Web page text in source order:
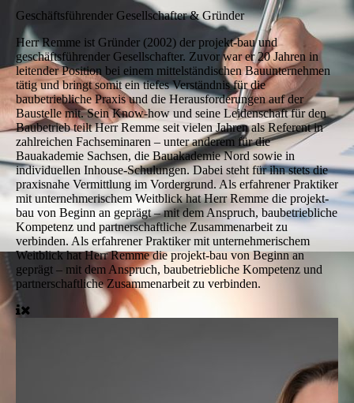
Geschäftsführender Gesellschafter & Gründer
Herr Remme ist Gründer (2002) der projekt-bau und
geschäftsführender Gesellschafter. Zuvor war er 20 Jahren in
leitender Position bei einem mittelständischen Bauunternehmen
tätig und bringt somit ein tiefes Verständnis für die
baubetriebliche Praxis und die Herausforderungen auf der
Baustelle mit. Sein Know-how und seine Leidenschaft für den
Baubetrieb teilt Herr Remme seit vielen Jahren als Referent in
zahlreichen Fachseminaren – unter anderem für die
Bauakademie Sachsen, die Bauakademie Nord sowie in
individuellen Inhouse-Schulungen. Dabei steht für ihn stets die
praxisnahe Vermittlung im Vordergrund. Als erfahrener Praktiker
mit unternehmerischem Weitblick hat Herr Remme die projekt-
bau von Beginn an geprägt – mit dem Anspruch, baubetriebliche
Kompetenz und partnerschaftliche Zusammenarbeit zu
verbinden. Als erfahrener Praktiker mit unternehmerischem
Weitblick hat Herr Remme die projekt-bau von Beginn an
geprägt – mit dem Anspruch, baubetriebliche Kompetenz und
partnerschaftliche Zusammenarbeit zu verbinden.